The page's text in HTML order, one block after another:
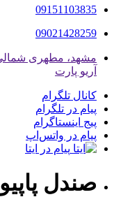
09151103835
09021428259
آریو پارت
کانال تلگرام
پیام در تلگرام
پیج اینستاگرام
پیام در واتس‌اپ
پیام در ایتا
صندل